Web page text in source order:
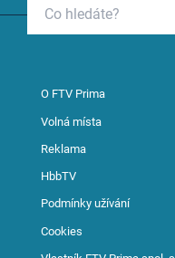
O FTV Prima
Volná místa
Reklama
HbbTV
Podmínky užívání
Cookies